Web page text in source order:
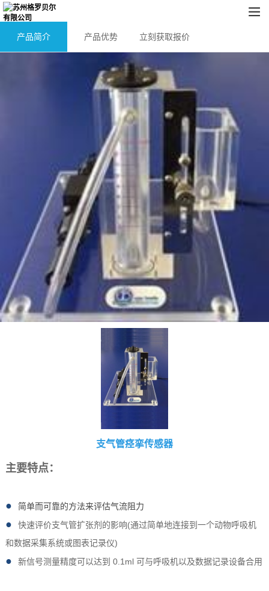
产品简介 产品优势 立刻获取报价
支气管痉挛传感器
主要特点：
● 简单而可靠的方法来评估气流阻力
●
快速评价支气管扩张剂的影响(通过简单地连接到一个动物呼吸机
和数据采集系统或图表记录仪)
● 新信号测量精度可以达到 0.1ml 可与呼吸机以及数据记录设备合用